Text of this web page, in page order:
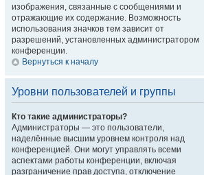
изображения, связанные с сообщениями и
отражающие их содержание. Возможность
использования значков тем зависит от
разрешений, установленных администратором
конференции.
Вернуться к началу
Уровни пользователей и группы
Кто такие администраторы?
Администраторы — это пользователи,
наделённые высшим уровнем контроля над
конференцией. Они могут управлять всеми
аспектами работы конференции, включая
разграничение прав доступа, отключение